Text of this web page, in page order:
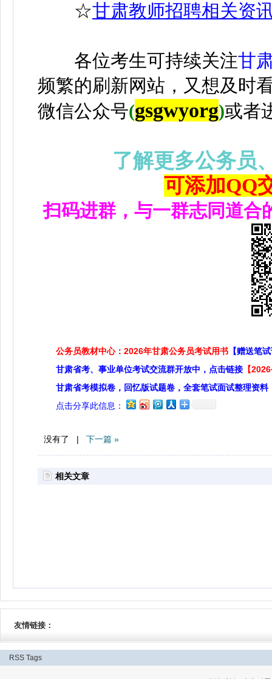
☆甘肃教师招聘相关资
各位考生可持续关注甘
频繁的刷新网站，又想及时
微信公众号(gsgwyorg)或者
了解更多公务员
可添加QQ
扫码进群，与一群志同道合
公务员教材中心：2026年甘肃公务员考试用书 【赠送笔
甘肃省考、事业单位考试交流群开放中，点击链接 【
甘肃省考模拟卷，回忆版试题卷，全套笔试面试整理资料
点击分享此信息：
没有了 | 下一篇 »
相关文章
友情链接：
RSS Tags